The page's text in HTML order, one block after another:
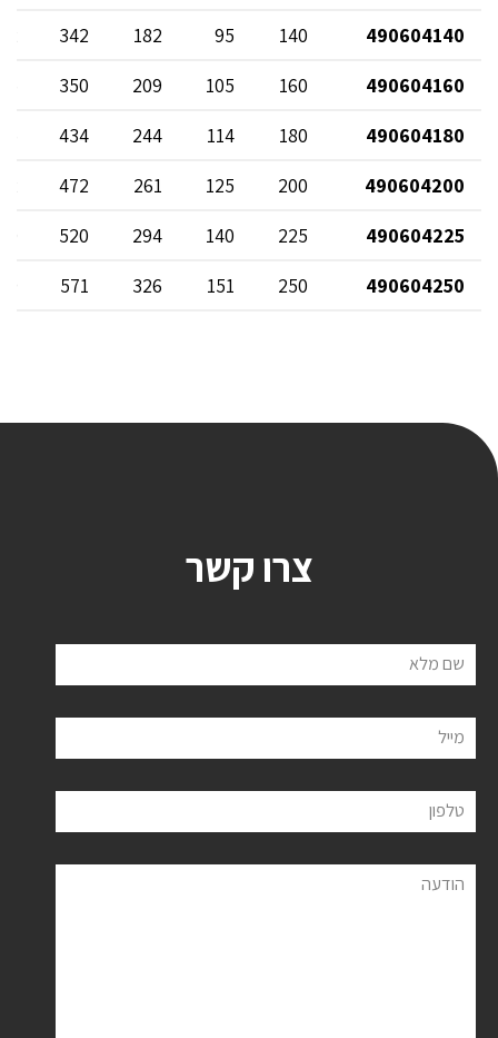
490604140
140
95
182
342
490604160
160
105
209
350
490604180
180
114
244
434
490604200
200
125
261
472
490604225
225
140
294
520
490604250
250
151
326
571
צרו קשר
שם מלא
מייל
טלפון
הודעה